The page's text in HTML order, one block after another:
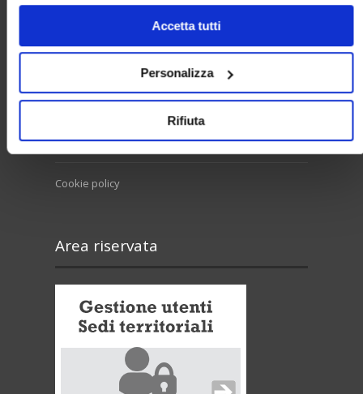
solo i cookie necessari.
Accetta tutti
Personalizza
Rifiuta
Cookie policy
Area riservata